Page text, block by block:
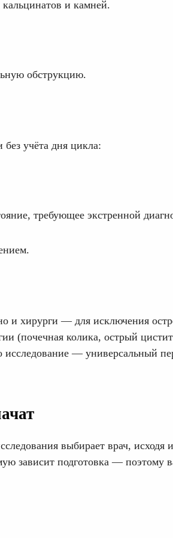
и камней.
обструкцию.
учёта дня цикла:
требующее экстренной
и хирурги — для исключения
(почечная колика, острый
исследование — универсальный
выбирает врач, исходя
зависит подготовка — поэтому